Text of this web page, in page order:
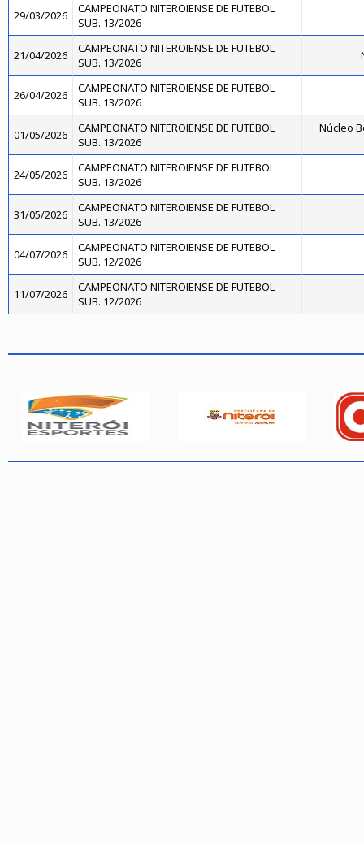
29/03/2026
CAMPEONATO NITEROIENSE DE FUTEBOL
SUB. 13/2026
21/04/2026
CAMPEONATO NITEROIENSE DE FUTEBOL
SUB. 13/2026
26/04/2026
CAMPEONATO NITEROIENSE DE FUTEBOL
SUB. 13/2026
01/05/2026
CAMPEONATO NITEROIENSE DE FUTEBOL
SUB. 13/2026
Núcleo
24/05/2026
CAMPEONATO NITEROIENSE DE FUTEBOL
SUB. 13/2026
31/05/2026
CAMPEONATO NITEROIENSE DE FUTEBOL
SUB. 13/2026
04/07/2026
CAMPEONATO NITEROIENSE DE FUTEBOL
SUB. 12/2026
11/07/2026
CAMPEONATO NITEROIENSE DE FUTEBOL
SUB. 12/2026